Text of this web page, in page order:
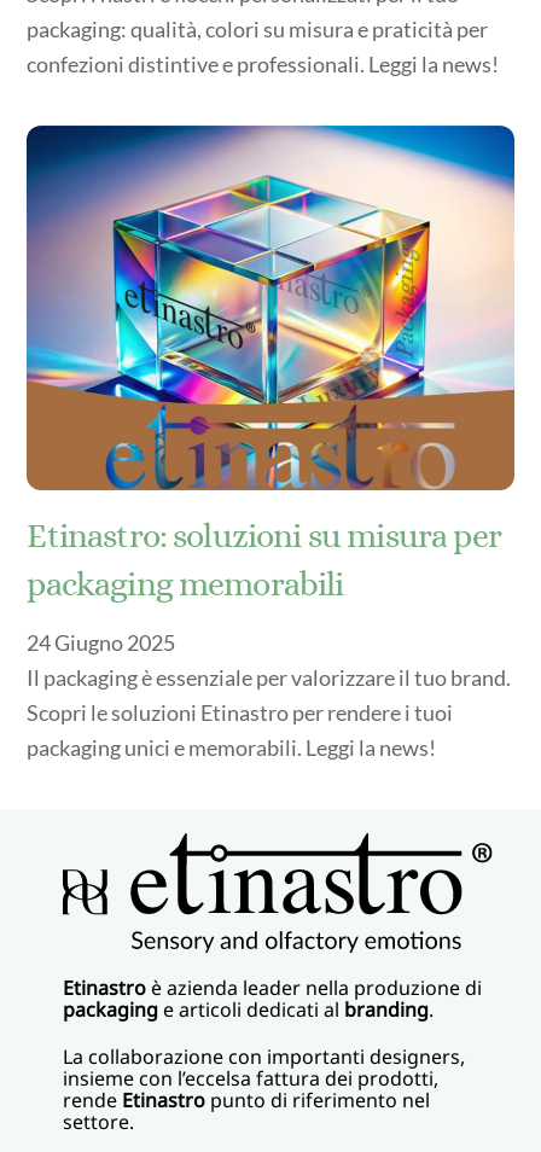
packaging: qualità, colori su misura e praticità per
confezioni distintive e professionali. Leggi la news!
Etinastro: soluzioni su misura per
packaging memorabili
24Giugno2025
Il packaging è essenziale per valorizzare il tuo brand.
Scopri le soluzioni Etinastro per rendere i tuoi
packaging unici e memorabili. Leggi la news!
Etinastroè azienda leader nella produzione di
packaginge articoli dedicati al branding.
La collaborazione con importanti designers,
insieme con l’eccelsa fattura dei prodotti,
rende Etinastro punto di riferimento nel
settore.